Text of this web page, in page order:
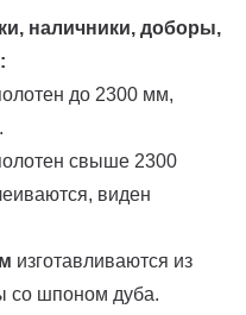
наличники, доборы,
до 2300 мм,
.
свыше 2300
виден
изготавливаются из
со шпоном дуба.